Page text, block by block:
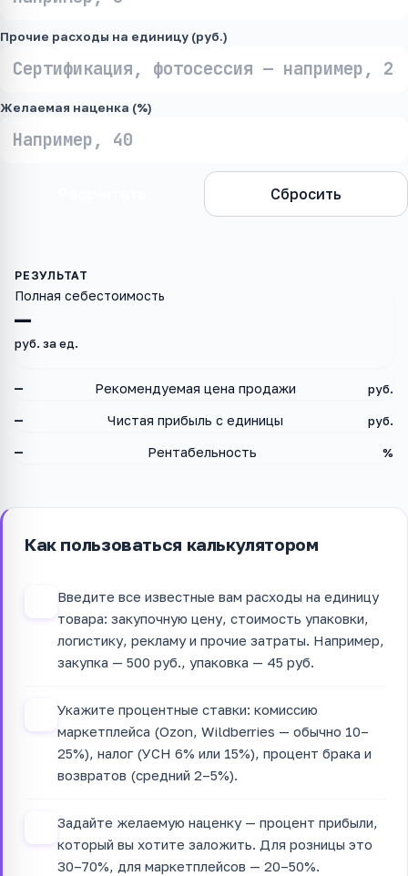
Прочие расходы на единицу (руб.)
Желаемая наценка (%)
Сбросить
—
Полная себестоимость
руб. за ед.
— Рекомендуемая цена продажи руб.
— Чистая прибыль с единицы руб.
— Рентабельность %
Как пользоваться калькулятором
Введите все известные вам расходы на единицу
товара: закупочную цену, стоимость упаковки,
логистику, рекламу и прочие затраты. Например,
закупка — 500 руб., упаковка — 45 руб.
Укажите процентные ставки: комиссию
маркетплейса (Ozon, Wildberries — обычно 10–
25%), налог (УСН 6% или 15%), процент брака и
возвратов (средний 2–5%).
Задайте желаемую наценку — процент прибыли,
который вы хотите заложить. Для розницы это
30–70%, для маркетплейсов — 20–50%.